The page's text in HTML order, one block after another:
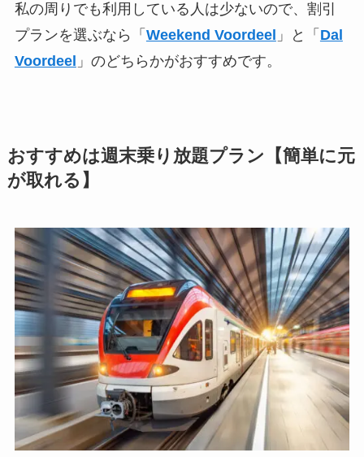
私の周りでも利用している人は少ないので、割引
プランを選ぶなら「 Weekend Voordeel 」と「 Dal
Voordeel 」のどちらかがおすすめです。
おすすめは週末乗り放題プラン【簡単に元
が取れる】